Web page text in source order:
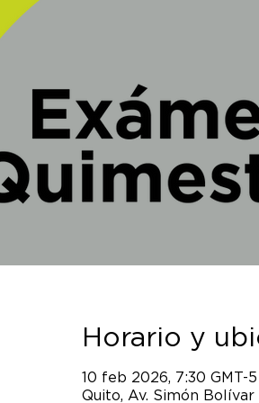
Horario y
10 feb 2026, 7:30 GMT-5
Quito, Av. Simón Bolívar